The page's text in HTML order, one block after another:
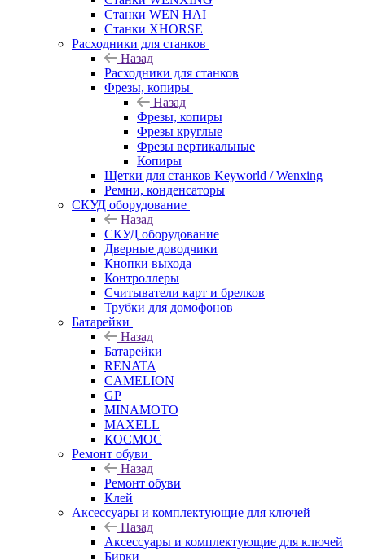
Станки WEN HAI
Станки XHORSE
Расходники для станков
Назад
Расходники для станков
Фрезы, копиры
Назад
Фрезы, копиры
Фрезы круглые
Фрезы вертикальные
Копиры
Щетки для станков Keyworld / Wenxing
Ремни, конденсаторы
СКУД оборудование
Назад
СКУД оборудование
Дверные доводчики
Кнопки выхода
Контроллеры
Считыватели карт и брелков
Трубки для домофонов
Батарейки
Назад
Батарейки
RENATA
CAMELION
GP
MINAMOTO
MAXELL
КОСМОС
Ремонт обуви
Назад
Ремонт обуви
Клей
Аксессуары и комплектующие для ключей
Назад
Аксессуары и комплектующие для ключей
Бирки